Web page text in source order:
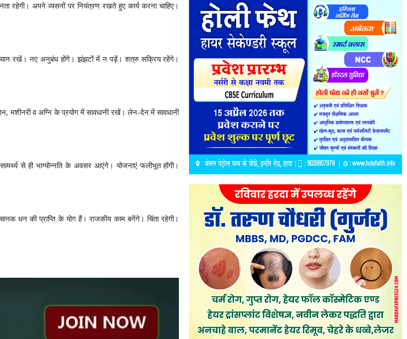
रहेगी। अपने व्यसनों पर नियंत्रण रखते हुए कार्य करना चाहिए।
ध्यान रखें। नए अनुबंध होंगे। झंझटों में न पड़ें। शत्रु सक्रिय रहेंगे।
मशीनरी व अग्नि के प्रयोग में सावधानी रखें। लेन-देन में सावधानी
से ही भाग्योन्नति के अवसर आएंगे। योजनाएं फलीभूत होंगी।
धन की प्राप्ति के योग हैं। राजकीय काम बनेंगे। चिंता रहेगी।